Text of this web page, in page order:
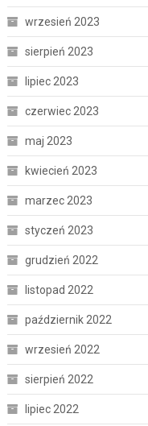
wrzesień 2023
sierpień 2023
lipiec 2023
czerwiec 2023
maj 2023
kwiecień 2023
marzec 2023
styczeń 2023
grudzień 2022
listopad 2022
październik 2022
wrzesień 2022
sierpień 2022
lipiec 2022